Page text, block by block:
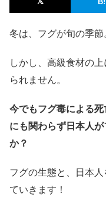
冬は、フグが旬の季節
しかし、高級食材の
られません。
今でもフグ毒による死
にも関わらず日本人
か？
フグの生態と、日本
ていきます！